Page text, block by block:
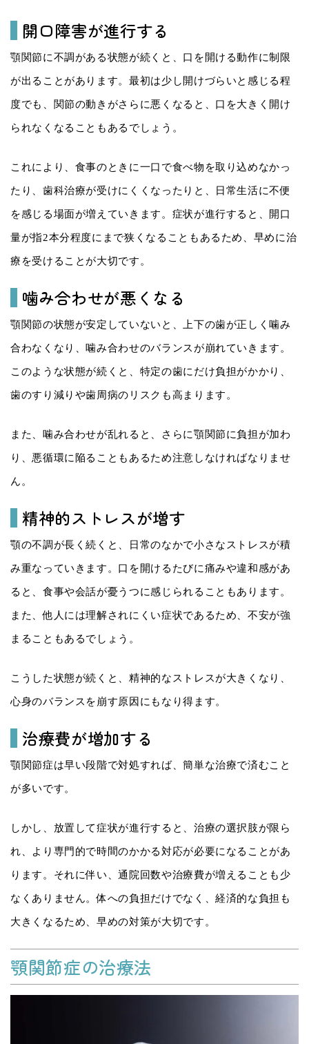
開口障害が進行する
顎関節に不調がある状態が続くと、口を開ける動作に制限
が出ることがあります。最初は少し開けづらいと感じる程
度でも、関節の動きがさらに悪くなると、口を大きく開け
られなくなることもあるでしょう。
これにより、食事のときに一口で食べ物を取り込めなかっ
たり、歯科治療が受けにくくなったりと、日常生活に不便
を感じる場面が増えていきます。症状が進行すると、開口
量が指2本分程度にまで狭くなることもあるため、早めに治
療を受けることが大切です。
噛み合わせが悪くなる
顎関節の状態が安定していないと、上下の歯が正しく噛み
合わなくなり、噛み合わせのバランスが崩れていきます。
このような状態が続くと、特定の歯にだけ負担がかかり、
歯のすり減りや歯周病のリスクも高まります。
また、噛み合わせが乱れると、さらに顎関節に負担が加わ
り、悪循環に陥ることもあるため注意しなければなりませ
ん。
精神的ストレスが増す
顎の不調が長く続くと、日常のなかで小さなストレスが積
み重なっていきます。口を開けるたびに痛みや違和感があ
ると、食事や会話が憂うつに感じられることもあります。
また、他人には理解されにくい症状であるため、不安が強
まることもあるでしょう。
こうした状態が続くと、精神的なストレスが大きくなり、
心身のバランスを崩す原因にもなり得ます。
治療費が増加する
顎関節症は早い段階で対処すれば、簡単な治療で済むこと
が多いです。
しかし、放置して症状が進行すると、治療の選択肢が限ら
れ、より専門的で時間のかかる対応が必要になることがあ
ります。それに伴い、通院回数や治療費が増えることも少
なくありません。体への負担だけでなく、経済的な負担も
大きくなるため、早めの対策が大切です。
顎関節症の治療法